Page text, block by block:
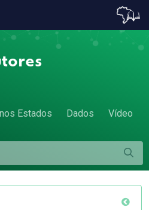
área do
Estados Dados Vídeo